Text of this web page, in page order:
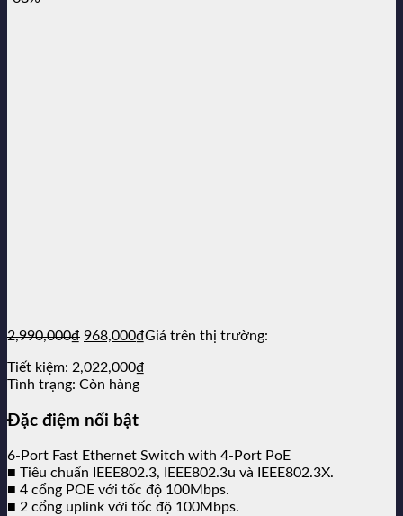
2,990,000₫ Giá
là:
2,990,000₫.
968,000₫Giá
Giá trên thị trường:
Tiết kiệm: 2,022,000₫
Tình trạng: Còn hàng
Đặc điệm nổi bật
6-Port Fast Ethernet Switch with 4-Port PoE
■ Tiêu chuẩn IEEE802.3, IEEE802.3u và IEEE802.3X.
■ 4 cổng POE với tốc độ 100Mbps.
■ 2 cổng uplink với tốc độ 100Mbps.